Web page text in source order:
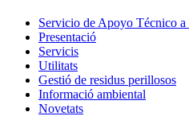
Servicio de Apoyo Técnico
Presentació
Servicis
Utilitats
Gestió de residus perillosos
Informació ambiental
Novetats